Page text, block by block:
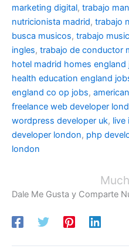
marketing digital, trabajo
nutricionista madrid, trabajo
busca musicos, trabajo
ingles, trabajo de conductor
hotel madrid homes england
health education england
england co op jobs,
freelance web developer
wordpress developer uk, live
developer london, php
london
Dale Me Gusta y Comparte